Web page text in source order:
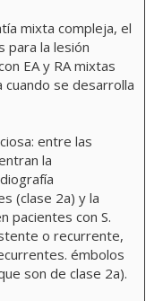
mixta compleja, el
para la lesión
EA y RA mixtas
cuando se desarrolla
entre las
la
(clase 2a) y la
pacientes con S.
o recurrente,
émbolos
son de clase 2a).